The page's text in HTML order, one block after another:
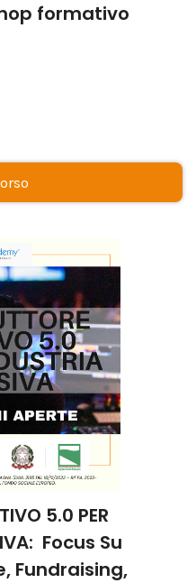
formativo
5.0 PER
Focus Su
Fundraising,